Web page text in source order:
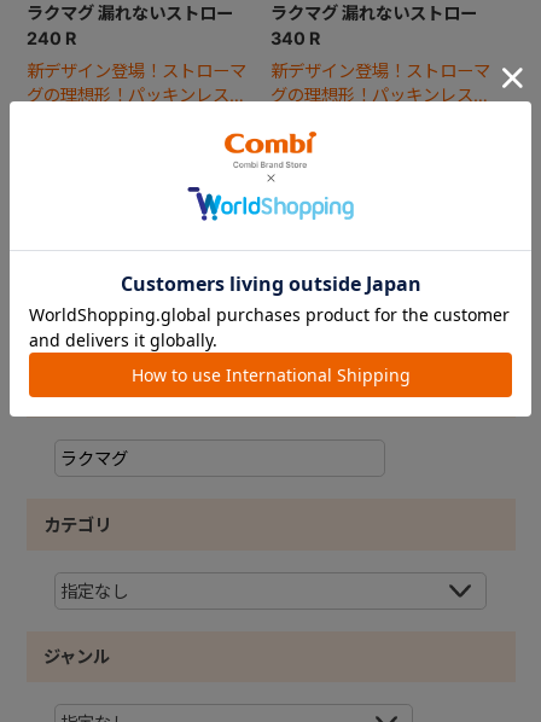
ラクマグ 漏れないストロー
240 R
新デザイン登場！ストローマ
グの理想形！パッキンレス構
ラクな、スタンダードボト
ラクマグ 漏れないストロー
340 R
新デザイン登場！ストローマ
グの理想形！パッキンレス構
ラクな、340ｍlラージボト
ル。
￥1,958
件あります
1 2 3 4 5
キーワード
カテゴリ
ジャンル